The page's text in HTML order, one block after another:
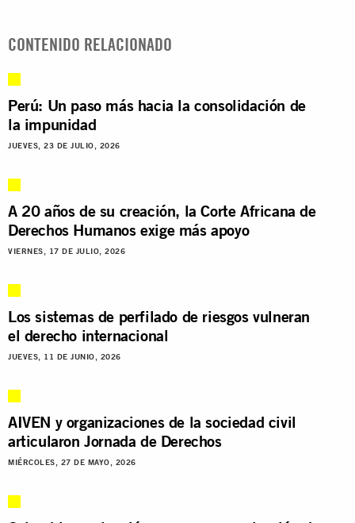
CONTENIDO RELACIONADO
Perú: Un paso más hacia la consolidación de
la impunidad
JUEVES, 23 DE JULIO, 2026
A 20 años de su creación, la Corte Africana de
Derechos Humanos exige más apoyo
VIERNES, 17 DE JULIO, 2026
Los sistemas de perfilado de riesgos vulneran
el derecho internacional
JUEVES, 11 DE JUNIO, 2026
AIVEN y organizaciones de la sociedad civil
articularon Jornada de Derechos
MIÉRCOLES, 27 DE MAYO, 2026